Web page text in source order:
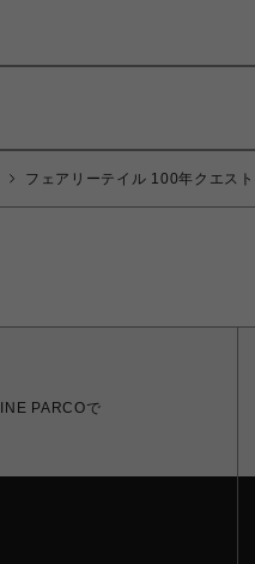
フェアリーテイル 100年クエス
PARCOで